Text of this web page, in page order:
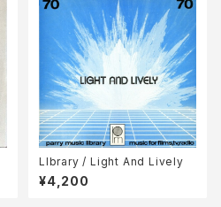
LIbrary / Light And Lively
¥4,200